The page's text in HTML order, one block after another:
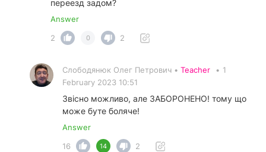
переезд задом?
Answer
2
0 2
Слободянюк Олег Петрович • Teacher • 1
February 2023 10:51
Звісно можливо, але ЗАБОРОНЕНО! тому що
може буте боляче!
Answer
16
14 2